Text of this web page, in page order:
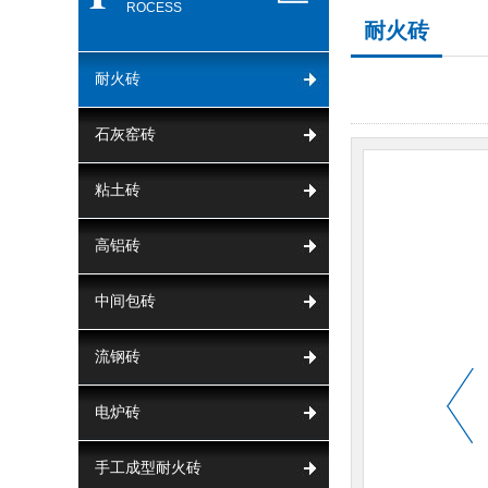
ROCESS
耐火砖
石灰窑砖
粘土砖
高铝砖
中间包砖
流钢砖
电炉砖
手工成型耐火砖
耐火砖